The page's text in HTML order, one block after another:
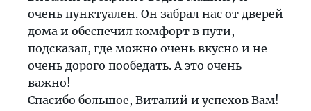
очень пунктуален. Он забрал нас от дверей
дома и обеспечил комфорт в пути,
подсказал, где можно очень вкусно и не
очень дорого пообедать. А это очень
важно!
Спасибо большое, Виталий и успехов Вам!